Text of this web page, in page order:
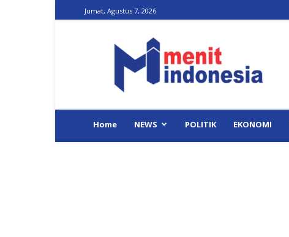
Jumat, Agustus 7, 2026
Indonesia
Home NEWS POLITIK EKONOMI